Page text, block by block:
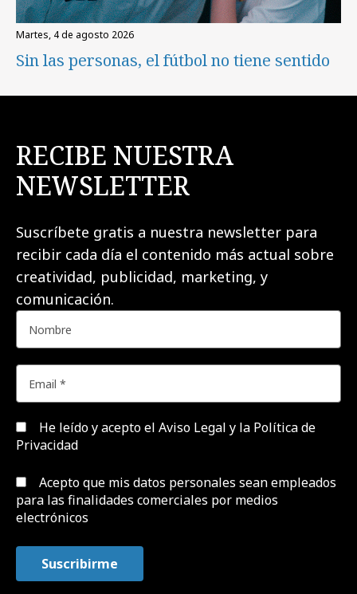
martes, 4 de agosto 2026
Sin las personas, el fútbol no tiene sentido
RECIBE NUESTRA
NEWSLETTER
Suscríbete gratis a nuestra newsletter para
recibir cada día el contenido más actual sobre
creatividad, publicidad, marketing, y
comunicación.
He leído y acepto el Aviso Legal y la Política de
Privacidad
Acepto que mis datos personales sean empleados
para las finalidades comerciales por medios
electrónicos